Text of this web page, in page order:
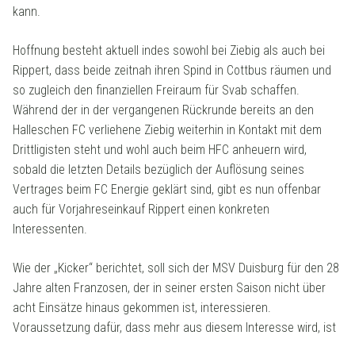
kann.
Hoffnung besteht aktuell indes sowohl bei Ziebig als auch bei
Rippert, dass beide zeitnah ihren Spind in Cottbus räumen und
so zugleich den finanziellen Freiraum für Svab schaffen.
Während der in der vergangenen Rückrunde bereits an den
Halleschen FC verliehene Ziebig weiterhin in Kontakt mit dem
Drittligisten steht und wohl auch beim HFC anheuern wird,
sobald die letzten Details bezüglich der Auflösung seines
Vertrages beim FC Energie geklärt sind, gibt es nun offenbar
auch für Vorjahreseinkauf Rippert einen konkreten
Interessenten.
Wie der „Kicker“ berichtet, soll sich der MSV Duisburg für den 28
Jahre alten Franzosen, der in seiner ersten Saison nicht über
acht Einsätze hinaus gekommen ist, interessieren.
Voraussetzung dafür, dass mehr aus diesem Interesse wird, ist